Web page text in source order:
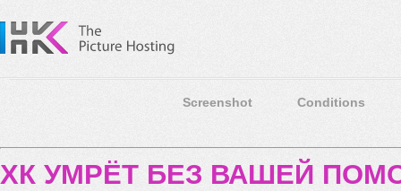
Screenshot Conditions
ХК УМРЁТ БЕЗ ВАШЕЙ